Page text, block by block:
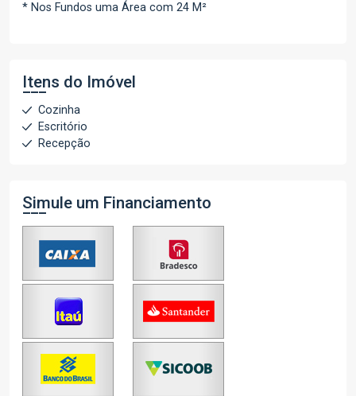
* Nos Fundos uma Área com 24 M²
Itens do Imóvel
Cozinha
Escritório
Recepção
Simule um Financiamento